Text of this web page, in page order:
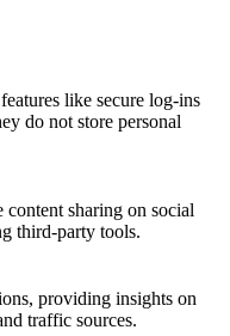
like secure log-ins
do not store personal
sharing on social
third-party tools.
providing insights on
traffic sources.